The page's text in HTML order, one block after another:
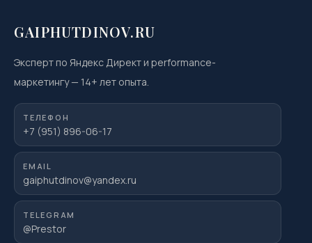
GAIPHUTDINOV.RU
Эксперт по Яндекс Директ и performance-
маркетингу— 14+ лет опыта.
ТЕЛЕФОН
+7 (951) 896-06-17
EMAIL
gaiphutdinov@yandex.ru
TELEGRAM
@Prestor